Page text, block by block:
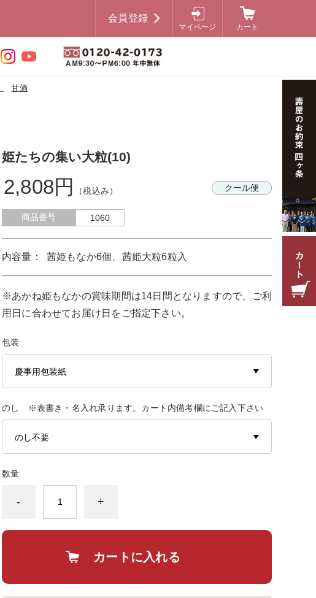
会員登録
マイページ カート
甘酒
姫たちの集い大粒(10)
クール便
2,808円 （税込み）
商品番号 1060
茜姫もなか6個、茜姫大粒6粒入
※あかね姫もなかの賞味期間は14日間となりますので、ご利
用日に合わせてお届け日をご指定下さい。
包装
のし ※表書き・名入れ承ります。カート内備考欄にご記入下さい
数量
- +
カートに入れる